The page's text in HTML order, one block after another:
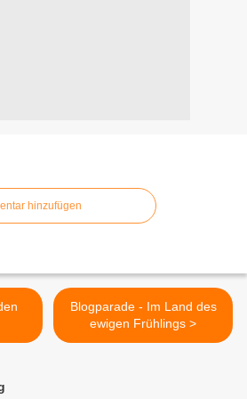
hinzufügen
Blogparade - Im Land des
ewigen Frühlings >